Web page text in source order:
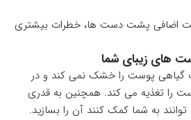
اضافی پشت دست ها، خطرات بیشتری
های زیبای شما
گیاهی پوست را خشک نمی کند و در
را تغذیه می کند. همچنین به قدری
به شما کمک کنند آن را بسازید.